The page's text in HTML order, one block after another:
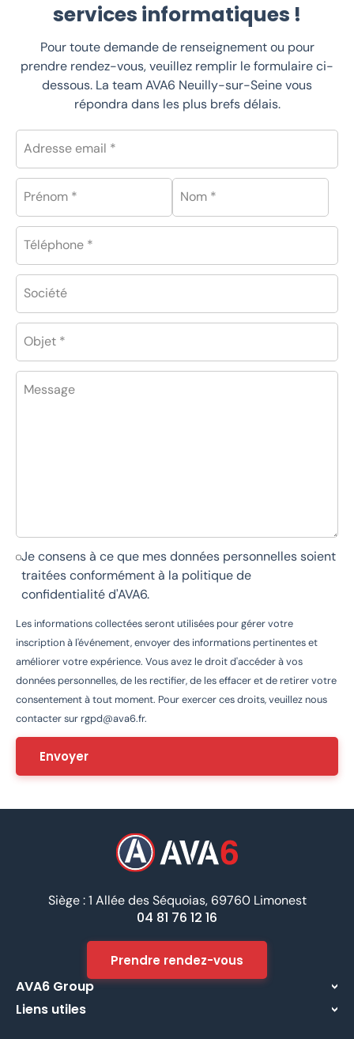
services informatiques !
Pour toute demande de renseignement ou pour
prendre rendez-vous, veuillez remplir le formulaire ci-
dessous. La team AVA6 Neuilly-sur-Seine vous
répondra dans les plus brefs délais.
Adresse email *
Prénom * Nom *
Téléphone *
Société
Objet *
Message
Je consens à ce que mes données personnelles soient
traitées conformément à la politique de
confidentialité d'AVA6.
Les informations collectées seront utilisées pour gérer votre
inscription à l'événement, envoyer des informations pertinentes et
améliorer votre expérience. Vous avez le droit d'accéder à vos
données personnelles, de les rectifier, de les effacer et de retirer votre
consentement à tout moment. Pour exercer ces droits, veuillez nous
contacter sur rgpd@ava6.fr.
Siège : 1 Allée des Séquoias, 69760 Limonest
04 81 76 12 16
Prendre rendez-vous
AVA6 Group
À propos
Liens utiles